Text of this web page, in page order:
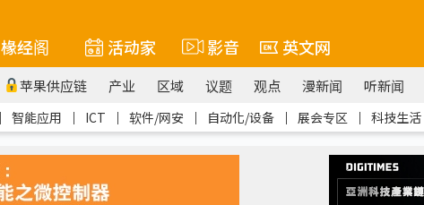
椽经阁 活动家 影音 英文网
苹果供应链 产业 区域 议题 观点 漫新闻 听新闻
｜ 智能应用 ｜ ICT ｜ 软件/网安 ｜ 自动化/设备 ｜ 展会专区 ｜ 科技生活